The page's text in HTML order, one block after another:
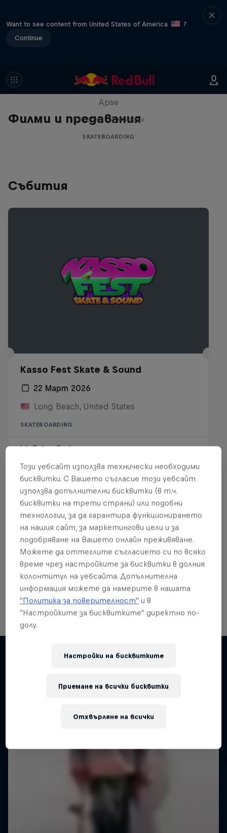
Want to see content from United States of America
?
Continue
Филми и предавания
Skate Tales
Apse
5 сезони · 27 епизоди
SKATEBOARDING
Събития
Kasso Fest Skate & Sound
22 Март 2026
Long Beach, United States
SKATEBOARDING
Виж на Replay
Още от това?
Skateboarding
Welcome to the Red Bull Skateboarding hub, your
Този уебсайт използва технически необходими
бисквитки. С Вашето съгласие този уебсайт
използва допълнителни бисквитки (в т.ч.
бисквитки на трети страни) или подобни
технологии, за да гарантира функционирането
на нашия сайт, за маркетингови цели и за
подобряване на Вашето онлайн преживяване.
Можете да оттеглите съгласието си по всяко
време чрез настройките за бисквитки в долния
колонтитул на уебсайта. Допълнителна
информация можете да намерите в нашата
"Политика за поверителност" и в
"Настройките за бисквитките" директно по-
долу.
Настройки на бисквитките
Отхвърляне на всички
Приемане на всички бисквитки